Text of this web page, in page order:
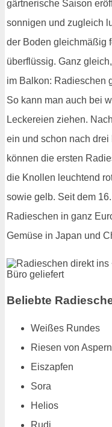
gärtnerische Saison
sonnigen und zugleich
der Boden gleichmäßig
überflüssig. Ganz
im Balkon: Radieschen
So kann man auch bei
Leckereien ziehen.
ein und schon nach
können die ersten
die Knollen leuchtend
sowie gelb. Seit dem
Radieschen in ganz
Gemüse in Japan und
Beliebte
Weißes Rundes
Riesen von Aspern
Eiszapfen
Sora
Helios
Rudi